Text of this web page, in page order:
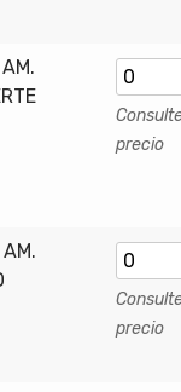
precio
precio